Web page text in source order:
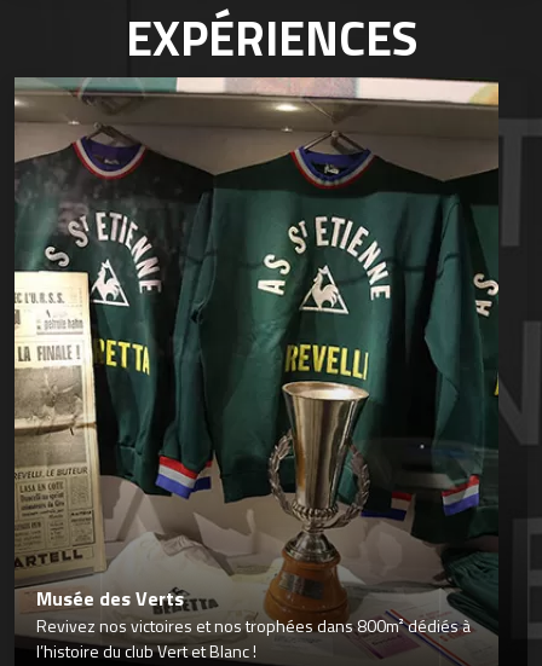
EXPÉRIENCES
Musée des Verts
Revivez nos victoires et nos trophées dans 800m² dédiés à
l’histoire du club Vert et Blanc !